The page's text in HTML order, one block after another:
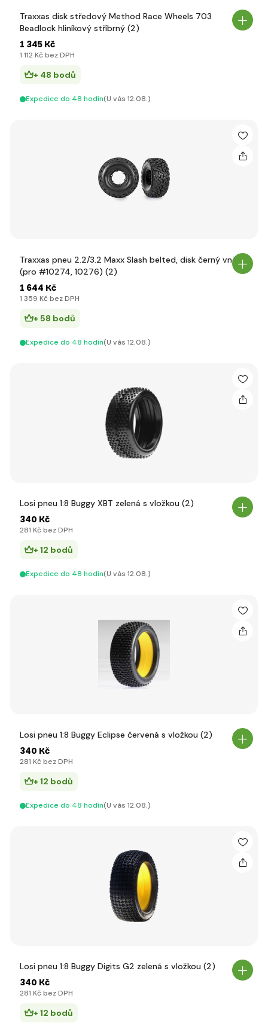
Traxxas disk středový Method Race Wheels 703
Beadlock hliníkový stříbrný (2)
1 345 Kč
1 112 Kč bez DPH
+ 48 bodů
Expedice do 48 hodín(U vás 12.08.)
Traxxas pneu 2.2/3.2 Maxx Slash belted, disk černý vnější
(pro #10274, 10276) (2)
1 644 Kč
1 359 Kč bez DPH
+ 58 bodů
Expedice do 48 hodín(U vás 12.08.)
Losi pneu 1:8 Buggy XBT zelená s vložkou (2)
340 Kč
281 Kč bez DPH
+ 12 bodů
Expedice do 48 hodín(U vás 12.08.)
Losi pneu 1:8 Buggy Eclipse červená s vložkou (2)
340 Kč
281 Kč bez DPH
+ 12 bodů
Expedice do 48 hodín(U vás 12.08.)
Losi pneu 1:8 Buggy Digits G2 zelená s vložkou (2)
340 Kč
281 Kč bez DPH
+ 12 bodů